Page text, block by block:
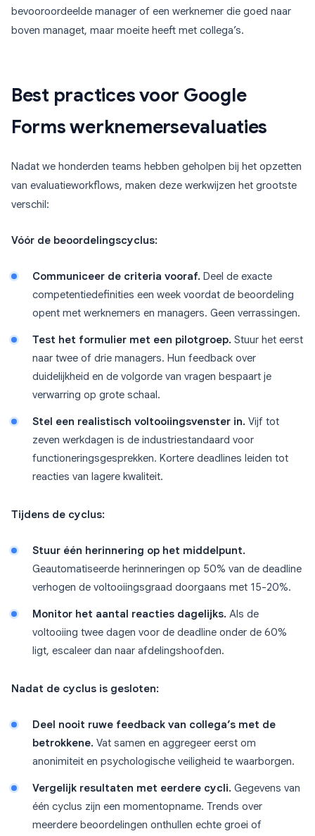
bevooroordeelde manager of een werknemer die goed naar
boven managet, maar moeite heeft met collega’s.
Best practices voor Google
Forms werknemersevaluaties
Nadat we honderden teams hebben geholpen bij het opzetten
van evaluatieworkflows, maken deze werkwijzen het grootste
verschil:
Vóór de beoordelingscyclus:
Communiceer de criteria vooraf. Deel de exacte
competentiedefinities een week voordat de beoordeling
opent met werknemers en managers. Geen verrassingen.
Test het formulier met een pilotgroep. Stuur het eerst
naar twee of drie managers. Hun feedback over
duidelijkheid en de volgorde van vragen bespaart je
verwarring op grote schaal.
Stel een realistisch voltooiingsvenster in. Vijf tot
zeven werkdagen is de industriestandaard voor
functioneringsgesprekken. Kortere deadlines leiden tot
reacties van lagere kwaliteit.
Tijdens de cyclus:
Stuur één herinnering op het middelpunt.
Geautomatiseerde herinneringen op 50% van de deadline
verhogen de voltooiingsgraad doorgaans met 15-20%.
Monitor het aantal reacties dagelijks. Als de
voltooiing twee dagen voor de deadline onder de 60%
ligt, escaleer dan naar afdelingshoofden.
Nadat de cyclus is gesloten:
Deel nooit ruwe feedback van collega’s met de
betrokkene. Vat samen en aggregeer eerst om
anonimiteit en psychologische veiligheid te waarborgen.
Vergelijk resultaten met eerdere cycli. Gegevens van
één cyclus zijn een momentopname. Trends over
meerdere beoordelingen onthullen echte groei of